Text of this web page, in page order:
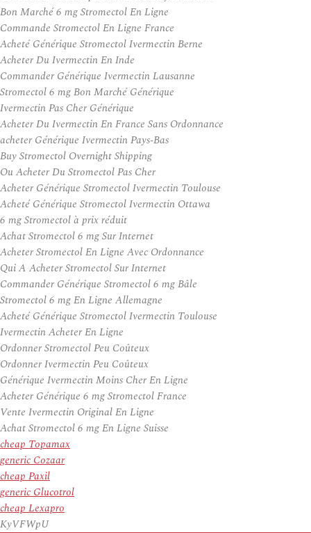
Bon Marché 6 mg Stromectol En Ligne
Commande Stromectol En Ligne France
Acheté Générique Stromectol Ivermectin Berne
Acheter Du Ivermectin En Inde
Commander Générique Ivermectin Lausanne
Stromectol 6 mg Bon Marché Générique
Ivermectin Pas Cher Générique
Acheter Du Ivermectin En France Sans Ordonnance
acheter Générique Ivermectin Pays-Bas
Buy Stromectol Overnight Shipping
Ou Acheter Du Stromectol Pas Cher
Acheter Générique Stromectol Ivermectin Toulouse
Acheté Générique Stromectol Ivermectin Ottawa
6 mg Stromectol à prix réduit
Achat Stromectol 6 mg Sur Internet
Acheter Stromectol En Ligne Avec Ordonnance
Qui A Acheter Stromectol Sur Internet
Commander Générique Stromectol 6 mg Bâle
Stromectol 6 mg En Ligne Allemagne
Acheté Générique Stromectol Ivermectin Toulouse
Ivermectin Acheter En Ligne
Ordonner Stromectol Peu Coûteux
Ordonner Ivermectin Peu Coûteux
Générique Ivermectin Moins Cher En Ligne
Acheter Générique 6 mg Stromectol France
Vente Ivermectin Original En Ligne
Achat Stromectol 6 mg En Ligne Suisse
cheap Topamax
generic Cozaar
cheap Paxil
generic Glucotrol
cheap Lexapro
KyVFWpU